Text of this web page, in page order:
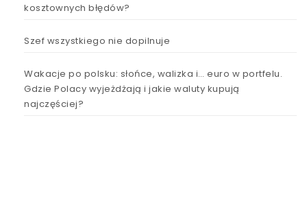
kosztownych błędów?
Szef wszystkiego nie dopilnuje
Wakacje po polsku: słońce, walizka i… euro w portfelu.
Gdzie Polacy wyjeżdżają i jakie waluty kupują
najczęściej?